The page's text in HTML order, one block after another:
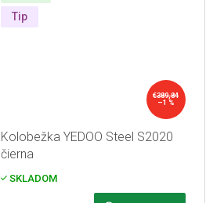
Tip
€389,84
–1 %
Kolobežka YEDOO Steel S2020
čierna
SKLADOM